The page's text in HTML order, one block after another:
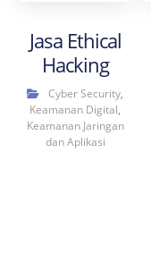
Jasa Ethical
Hacking
Cyber Security,
Keamanan Digital,
Keamanan Jaringan
dan Aplikasi